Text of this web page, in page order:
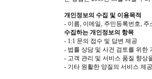
개인정보의 수집 및 이용목적
- 이름, 이메일, 주민등록번호,
수집하는 개인정보의 항목
- 1:1 문의 접수 및 답변 제공
- 법률 상담 및 사건 검토를 위한
- 고객 관리 및 서비스 품질 향상
- 기타 원활한 양질의 서비스 제